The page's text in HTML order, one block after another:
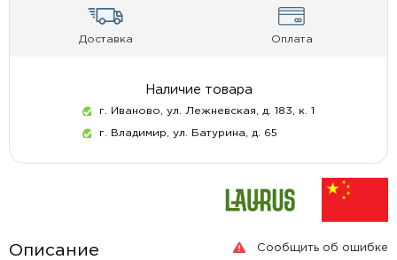
Доставка Оплата
Наличие товара
г. Иваново, ул. Лежневская, д. 183, к. 1
г. Владимир, ул. Батурина, д. 65
Сообщить об ошибке
Описание